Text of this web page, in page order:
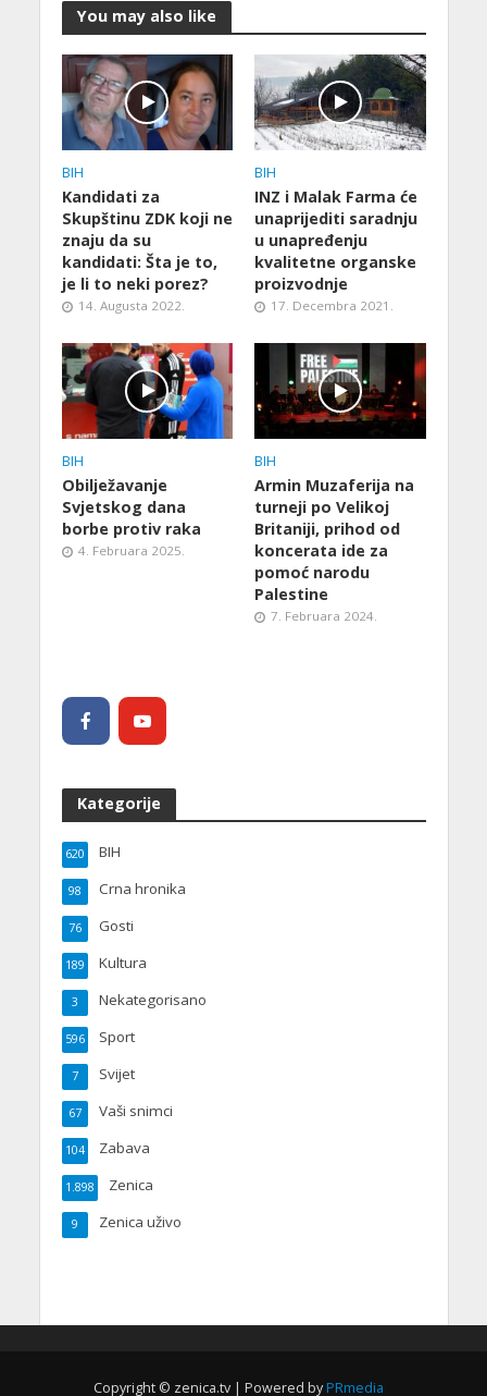
You may also like
BIH
Kandidati za
Skupštinu ZDK koji ne
znaju da su
kandidati: Šta je to,
je li to neki porez?
14. Augusta 2022.
BIH
INZ i Malak Farma će
unaprijediti saradnju
u unapređenju
kvalitetne organske
proizvodnje
17. Decembra 2021.
BIH
Obilježavanje
Svjetskog dana
borbe protiv raka
4. Februara 2025.
BIH
Armin Muzaferija na
turneji po Velikoj
Britaniji, prihod od
koncerata ide za
pomoć narodu
Palestine
7. Februara 2024.
Kategorije
BIH
620
Crna hronika
98
Gosti
76
Kultura
189
Nekategorisano
3
Sport
596
Svijet
7
Vaši snimci
67
Zabava
104
Zenica
1.898
Zenica uživo
9
Copyright © zenica.tv | Powered by PRmedia